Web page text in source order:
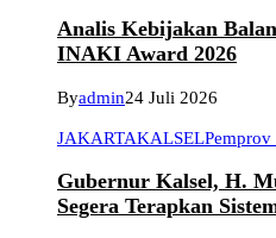
Analis Kebijakan
INAKI Award 2026
Byadmin24 Juli 2026
JAKARTAKALSELPemprov
Gubernur Kalsel, H.
Segera Terapkan